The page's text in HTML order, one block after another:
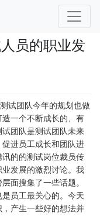
员的职业发
试团队今年的规划也做
一个不断成长的、有
团队是测试团队未来
进员工成长和团队进
的的测试岗位裁员传
发展的激烈讨论。我
面搜集了一些话题。
员工最关心的。今天
产生一些好的想法并